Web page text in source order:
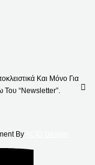
Και Μόνο Για
“Newsletter”.
By